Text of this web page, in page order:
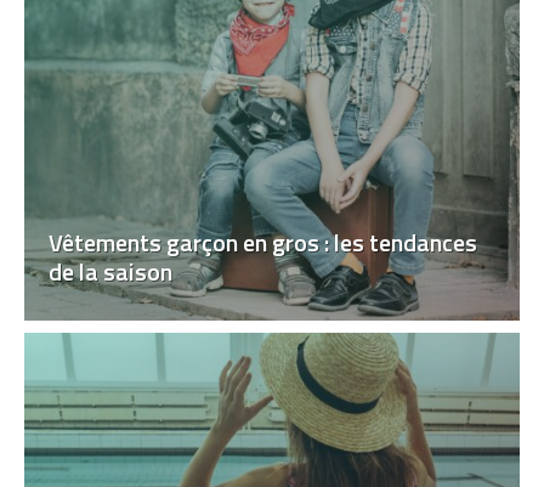
Vêtements garçon en gros : les tendances
de la saison